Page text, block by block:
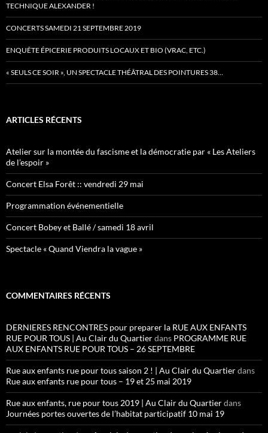
TECHNIQUE ALEXANDER !
CONCERTS SAMEDI 21 SEPTEMBRE 2019
ENQUÊTE ÉPICERIE PRODUITS LOCAUX ET BIO (VRAC, ETC.)
« SEULS CE SOIR », UN SPECTACLE THÉÂTRAL DES POINTURES 38…
ARTICLES RÉCENTS
Atelier sur la montée du fascisme et la démocratie par « Les Ateliers
de l’espoir »
Concert Elsa Forêt :: vendredi 29 mai
Programmation événementielle
Concert Bobey et Ballé / samedi 18 avril
Spectacle « Quand Viendra la vague »
COMMENTAIRES RÉCENTS
DERNIERES RENCONTRES pour preparer la RUE AUX ENFANTS
RUE POUR TOUS | Au Clair du Quartierdans PROGRAMME RUE
AUX ENFANTS RUE POUR TOUS – 26 SEPTEMBRE
Rue aux enfants rue pour tous saison 2 ! | Au Clair du Quartierdans
Rue aux enfants rue pour tous – 19 et 25 mai 2019
Rue aux enfants, rue pour tous 2019 | Au Clair du Quartierdans
Journées portes ouvertes de l’habitat participatif 10 mai 19